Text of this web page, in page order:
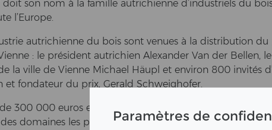
Paramètres de
doit son nom à la fa­mil­le au­tri­chien­ne d’in­dus­tri­els du
l’Eu­ro­pe.
au­tri­chien­ne du bois sont ve­nues à la dis­tri­bu­ti­on du
: le président au­tri­chien Alex­an­der Van der Bel­len,
la ville de Vi­en­ne Mi­cha­el Häupl et en­vi­ron 800 invités
et fon­da­teur du prix, Ge­rald Schweig­ho­fer.
300 000 euros et di­stin­gue tous les deux ans de­puis
do­maines les plus variés : re­cher­che uni­ver­si­taire,